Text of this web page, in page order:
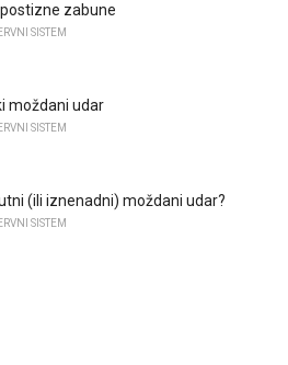
zabune
SISTEM
moždani udar
SISTEM
(ili iznenadni) moždani udar?
SISTEM